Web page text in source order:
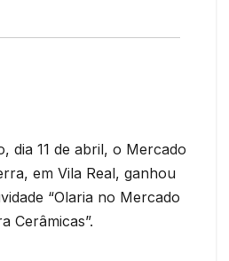
dia 11 de abril, o Mercado
em Vila Real, ganhou
“Olaria no Mercado
Cerâmicas”.